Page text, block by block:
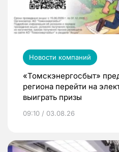
Новости компаний
«Томскэнергосбыт»
региона перейти на
выиграть призы
09:10 / 03.08.26